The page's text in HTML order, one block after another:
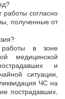
согласно
полученные от
работы в зоне
медицинской
и
ситуации,
ЧС на
пострадавших,